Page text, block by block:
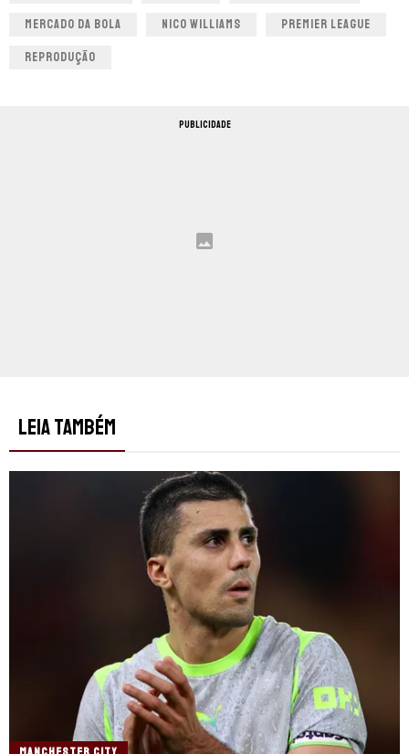
MERCADO DA BOLA NICO WILLIAMS PREMIER LEAGUE
REPRODUÇÃO
PUBLICIDADE
LEIA TAMBÉM